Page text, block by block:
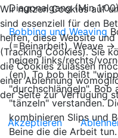
Diagonalgang (Min
Bobbing und Weaving
(=Beinarbeit), Weave -
neigen links/rechts/
(en). To bob heißt
"durchschlängeln". Bob
"tänzeln" verstanden.
kombinieren Slips und
Beine die die Arbeit
Wir nutzen Cookies auf
sind essenziell für den
helfen, diese Website
(Tracking Cookies). Sie
die Cookies zulassen
einer Ablehnung
der Seite zur Verfügung
Akzeptieren